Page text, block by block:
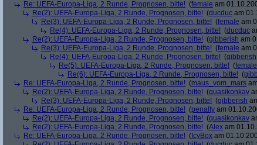
Re: UEFA-Europa-Liga, 2 Runde, Prognosen, bitte! (female am
Re(2): UEFA-Europa-Liga, 2 Runde, Prognosen, bitte! (ducduc am
Re(3): UEFA-Europa-Liga, 2 Runde, Prognosen, bitte! (female am
Re(4): UEFA-Europa-Liga, 2 Runde, Prognosen, bitte! (ducduc
Re(2): UEFA-Europa-Liga, 2 Runde, Prognosen, bitte! (gibberish am
Re(3): UEFA-Europa-Liga, 2 Runde, Prognosen, bitte! (female am
Re(4): UEFA-Europa-Liga, 2 Runde, Prognosen, bitte! (gibberish
Re(5): UEFA-Europa-Liga, 2 Runde, Prognosen, bitte! (female
Re(6): UEFA-Europa-Liga, 2 Runde, Prognosen, bitte! (
Re: UEFA-Europa-Liga, 2 Runde, Prognosen, bitte! (maus_vom_mars
Re(2): UEFA-Europa-Liga, 2 Runde, Prognosen, bitte! (quasikonkav
Re(3): UEFA-Europa-Liga, 2 Runde, Prognosen, bitte! (gibberish
Re: UEFA-Europa-Liga, 2 Runde, Prognosen, bitte! (penalty am
Re(2): UEFA-Europa-Liga, 2 Runde, Prognosen, bitte! (quasikonkav
Re(2): UEFA-Europa-Liga, 2 Runde, Prognosen, bitte! (Alex am
Re: UEFA-Europa-Liga, 2 Runde, Prognosen, bitte! ( IcyBox am